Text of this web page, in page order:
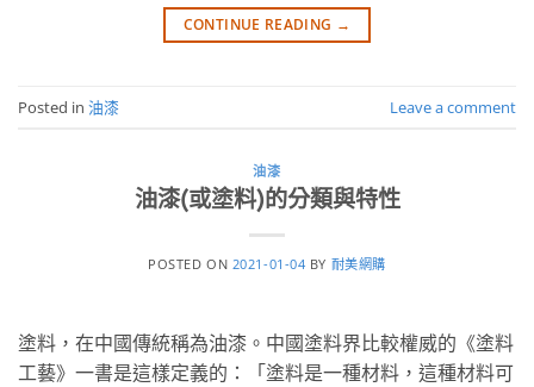
CONTINUE READING →
Posted in 油漆 Leave a comment
油漆
油漆(或塗料)的分類與特性
POSTED ON 2021-01-04 BY 耐美網購
塗料，在中國傳統稱為油漆。中國塗料界比較權威的《塗料
工藝》一書是這樣定義的：「塗料是一種材料，這種材料可